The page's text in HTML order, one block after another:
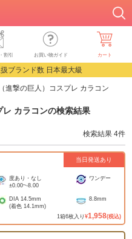
割引 お買い物ガイド カート
ブランド数 日本最大級
進撃の巨人）コスプレ カラコン
レ カラコンの検索結果
検索結果 4件
当日発送あり
度あり・なし
±0.00~-8.00
ワンデー
DIA 14.5mm
(着色 14.1mm)
8.8mm
1箱6枚入り ¥1,958(税込)